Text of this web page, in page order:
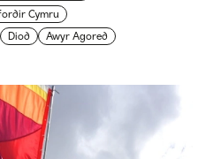
Cymru
Diod Awyr Agored